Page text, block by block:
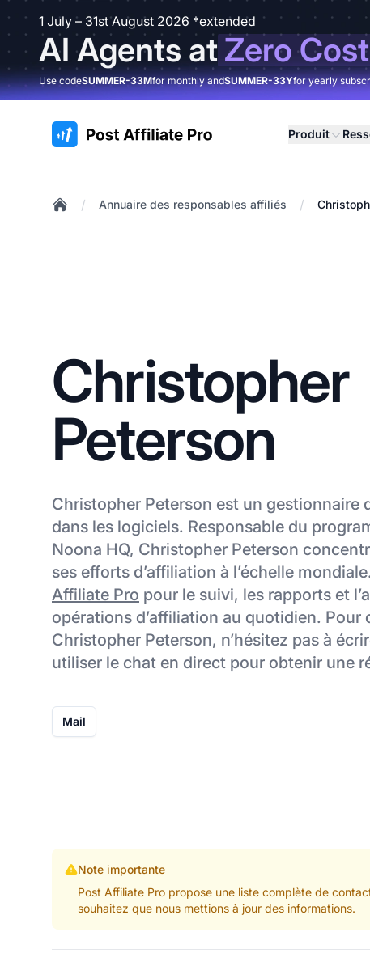
1 July – 31st August 2026 *extended
AI Agents atZero Cost
Use codeSUMMER-33Mfor monthly andSUMMER-33Yfor yearly
:site.title Produit
/ Annuaire des responsables affiliés /
Christopher
Peterson
Christopher Peterson est un gestionnaire
dans les logiciels. Responsable du
Noona HQ, Christopher Peterson
ses efforts d’affiliation à l’échelle
Affiliate Pro pour le suivi, les rapports et
opérations d’affiliation au quotidien. Pour
Christopher Peterson, n’hésitez pas à
utiliser le chat en direct pour obtenir une
Mail
Note importante
Post Affiliate Pro propose une liste complète de
souhaitez que nous mettions à jour des informations.